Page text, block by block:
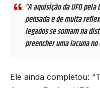
“A aquisição da UFO
pensada e de muita
legados se somam na
preencher uma lacuna no
Ele ainda completou: